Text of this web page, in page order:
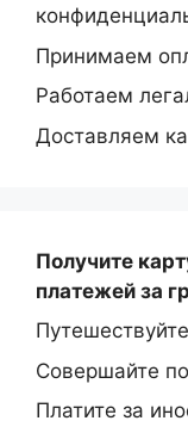
Принимаем
Работаем
Доставляем
Получите
платежей за
Совершайте
Платите за